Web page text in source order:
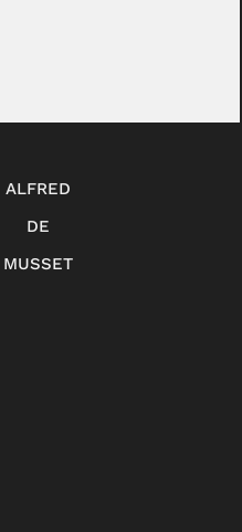
ALFRED
DE
MUSSET